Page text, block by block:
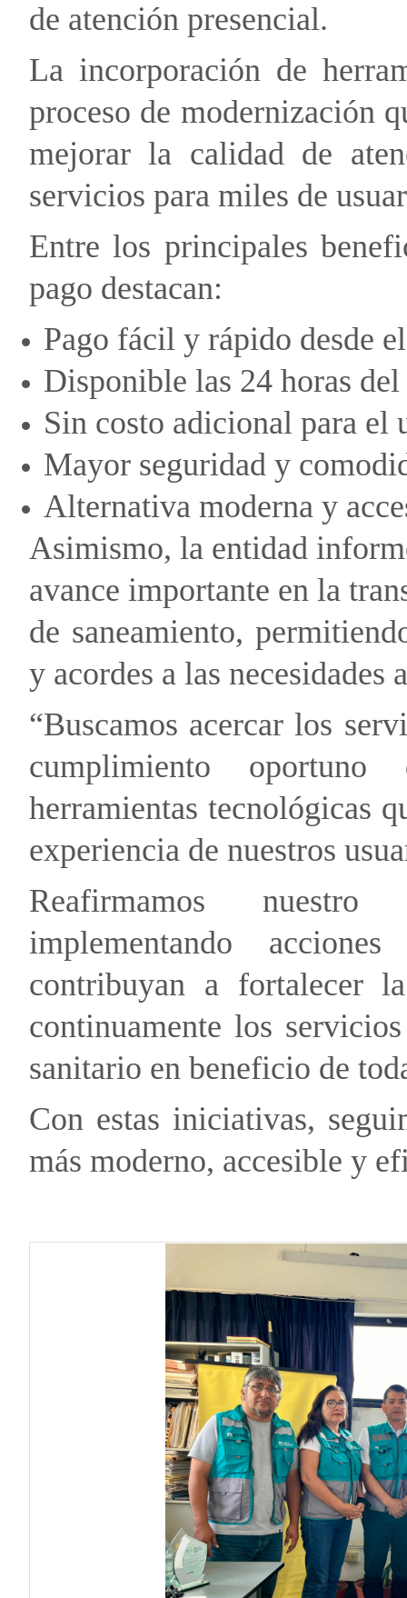
de atención presencial.
La incorporación de
proceso de modernización
mejorar la calidad de
servicios para miles de
Entre los principales
pago destacan:
Pago fácil y rápido desde
Disponible las 24 horas
Sin costo adicional para el
Mayor seguridad y
Alternativa moderna y
Asimismo, la entidad
avance importante en la
de saneamiento,
y acordes a las necesidades
“Buscamos acercar los
cumplimiento
herramientas tecnológicas
experiencia de nuestros
Reafirmamos
implementando
contribuyan a fortalecer
continuamente los
sanitario en beneficio de
Con estas iniciativas,
más moderno, accesible y